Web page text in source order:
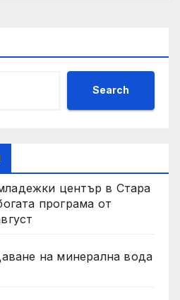
Search
център в Стара
програма от
на минерална вода